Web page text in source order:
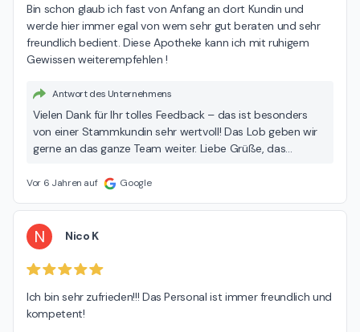
Bin schon glaub ich fast von Anfang an dort Kundin und
werde hier immer egal von wem sehr gut beraten und sehr
freundlich bedient. Diese Apotheke kann ich mit ruhigem
Gewissen weiterempfehlen !
Antwort des Unternehmens
Vielen Dank für Ihr tolles Feedback – das ist besonders
von einer Stammkundin sehr wertvoll! Das Lob geben wir
gerne an das ganze Team weiter. Liebe Grüße, das
Vor 6 Jahren auf Google
N Nico K
Ich bin sehr zufrieden!!! Das Personal ist immer freundlich und
kompetent!